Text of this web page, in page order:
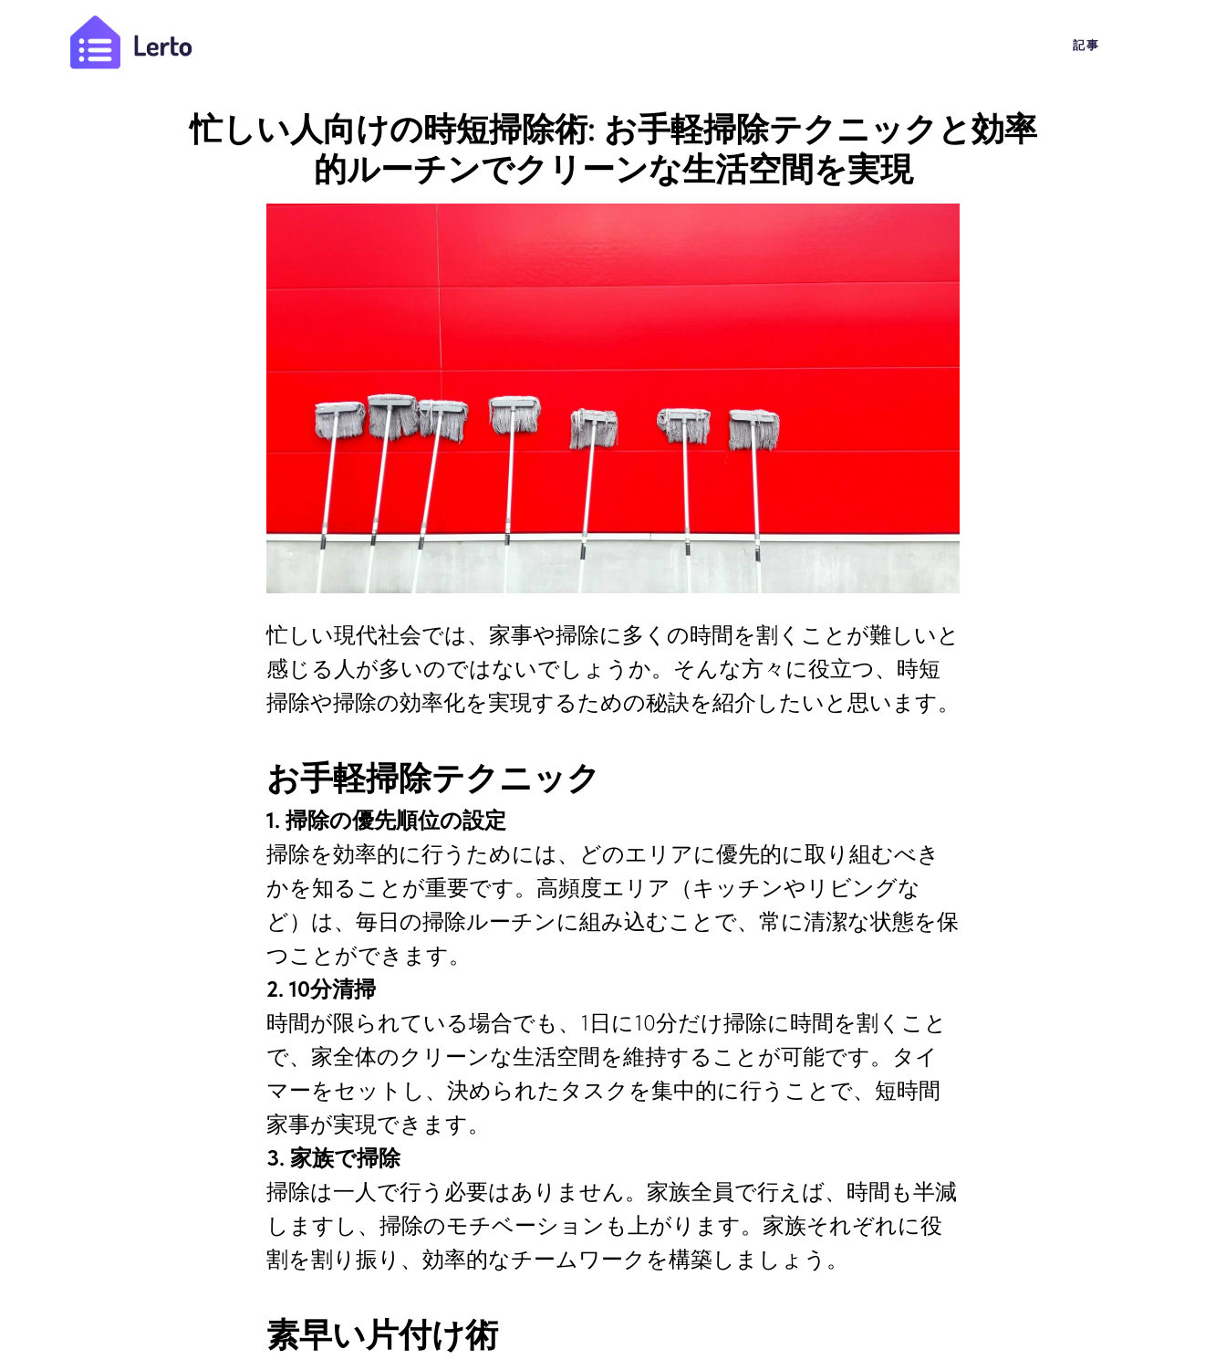
記事
忙しい人向けの時短掃除術: お手軽掃除テクニックと効率
的ルーチンでクリーンな生活空間を実現
忙しい現代社会では、家事や掃除に多くの時間を割くことが難しいと
感じる人が多いのではないでしょうか。そんな方々に役立つ、時短
掃除や掃除の効率化を実現するための秘訣を紹介したいと思います。
お手軽掃除テクニック
1. 掃除の優先順位の設定
掃除を効率的に行うためには、どのエリアに優先的に取り組むべき
かを知ることが重要です。高頻度エリア（キッチンやリビングな
ど）は、毎日の掃除ルーチンに組み込むことで、常に清潔な状態を保
つことができます。
2. 10分清掃
時間が限られている場合でも、1日に10分だけ掃除に時間を割くこと
で、家全体のクリーンな生活空間を維持することが可能です。タイ
マーをセットし、決められたタスクを集中的に行うことで、短時間
家事が実現できます。
3. 家族で掃除
掃除は一人で行う必要はありません。家族全員で行えば、時間も半減
しますし、掃除のモチベーションも上がります。家族それぞれに役
割を割り振り、効率的なチームワークを構築しましょう。
素早い片付け術